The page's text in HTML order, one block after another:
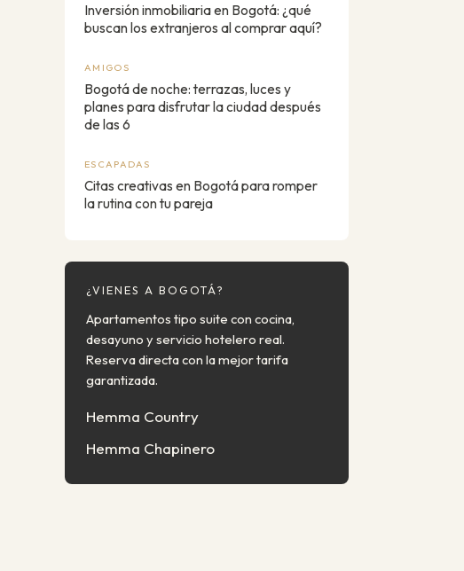
Inversión inmobiliaria en Bogotá: ¿qué
buscan los extranjeros al comprar aquí?
AMIGOS
Bogotá de noche: terrazas, luces y
planes para disfrutar la ciudad después
de las 6
ESCAPADAS
Citas creativas en Bogotá para romper
la rutina con tu pareja
¿VIENES A BOGOTÁ?
Apartamentos tipo suite con cocina,
desayuno y servicio hotelero real.
Reserva directa con la mejor tarifa
garantizada.
Hemma Country
Hemma Chapinero